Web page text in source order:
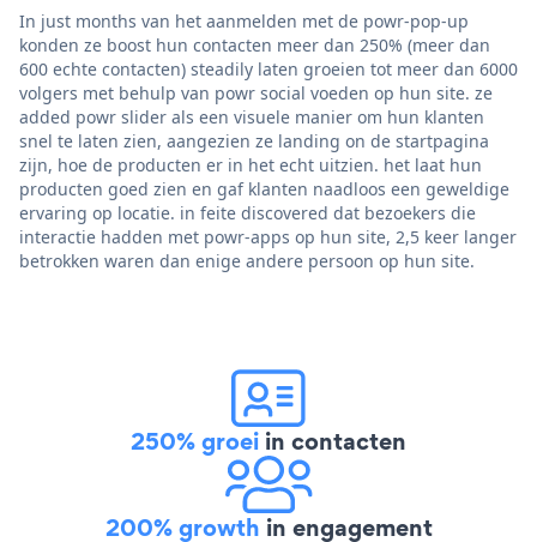
In just months van het aanmelden met de powr-pop-up
konden ze boost hun contacten meer dan 250% (meer dan
600 echte contacten) steadily laten groeien tot meer dan 6000
volgers met behulp van powr social voeden op hun site. ze
added powr slider als een visuele manier om hun klanten
snel te laten zien, aangezien ze landing on de startpagina
zijn, hoe de producten er in het echt uitzien. het laat hun
producten goed zien en gaf klanten naadloos een geweldige
ervaring op locatie. in feite discovered dat bezoekers die
interactie hadden met powr-apps op hun site, 2,5 keer langer
betrokken waren dan enige andere persoon op hun site.
250% groei in contacten
200% growth in engagement